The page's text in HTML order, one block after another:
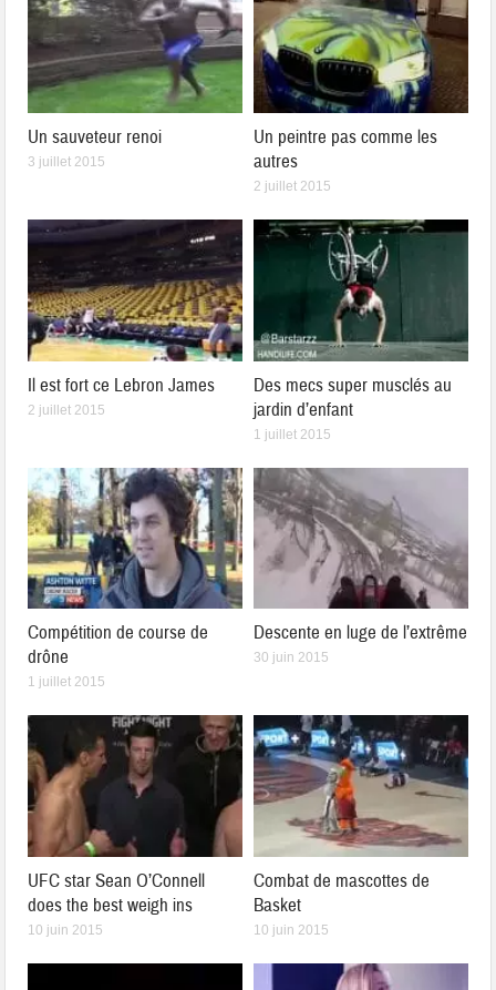
Un sauveteur renoi
3 juillet 2015
Un peintre pas comme les
autres
2 juillet 2015
Il est fort ce Lebron James
2 juillet 2015
Des mecs super musclés au
jardin d’enfant
1 juillet 2015
Compétition de course de
drône
1 juillet 2015
Descente en luge de l’extrême
30 juin 2015
UFC star Sean O’Connell
does the best weigh ins
10 juin 2015
Combat de mascottes de
Basket
10 juin 2015